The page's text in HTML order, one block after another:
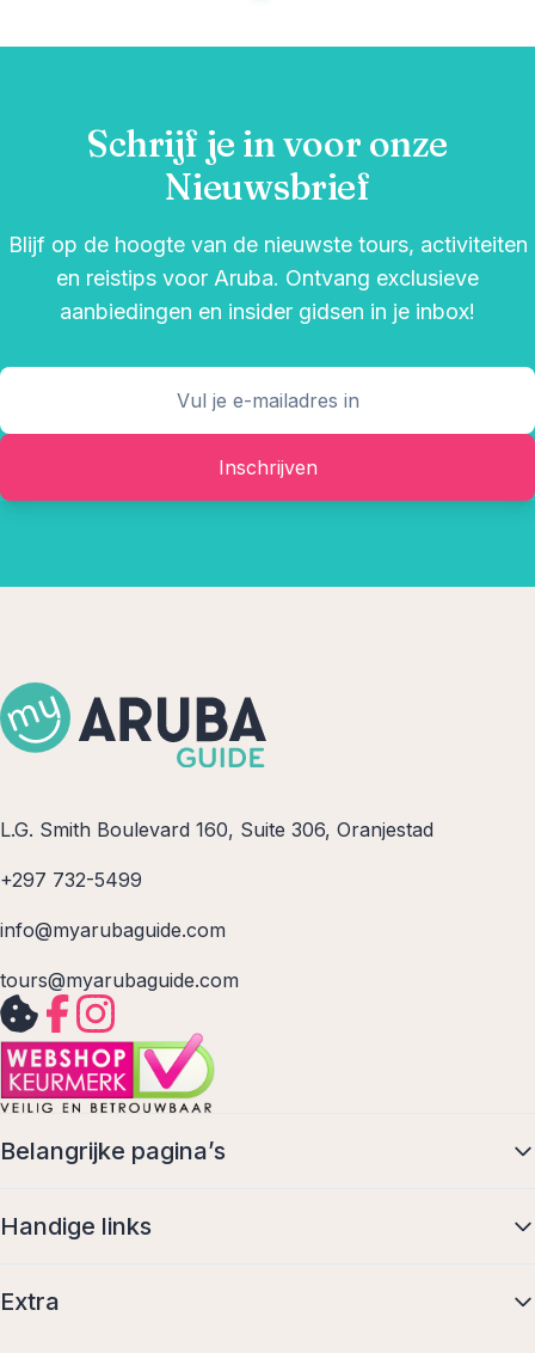
Schrijf je in voor onze
Nieuwsbrief
Blijf op de hoogte van de nieuwste tours, activiteiten
en reistips voor Aruba. Ontvang exclusieve
aanbiedingen en insider gidsen in je inbox!
Inschrijven
L.G. Smith Boulevard 160, Suite 306, Oranjestad
+297 732-5499
info@myarubaguide.com
tours@myarubaguide.com
Belangrijke pagina’s
Handige links
Extra